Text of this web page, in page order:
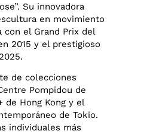
Su innovadora
en movimiento
con el Grand Prix del
2015 y el prestigioso
de colecciones
Pompidou de
de Hong Kong y el
de Tokio.
individuales más